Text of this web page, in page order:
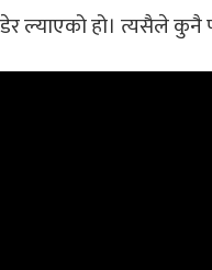
ल्याएको हो। त्यसैले कुनै